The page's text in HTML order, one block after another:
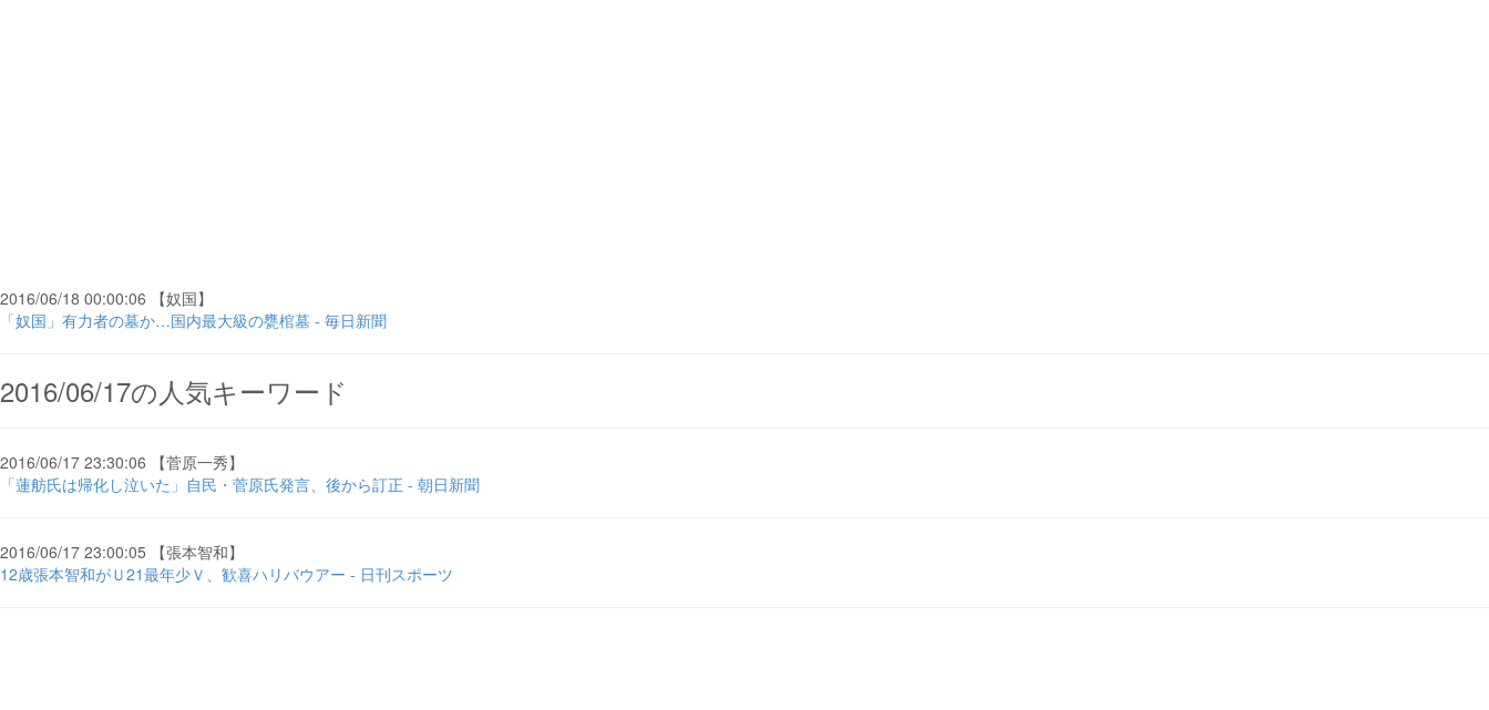
2016/06/18 00:00:06 【奴国】
「奴国」有力者の墓か…国内最大級の甕棺墓 - 毎日新聞
2016/06/17の人気キーワード
2016/06/17 23:30:06 【菅原一秀】
「蓮舫氏は帰化し泣いた」自民・菅原氏発言、後から訂正 - 朝日新聞
2016/06/17 23:00:05 【張本智和】
12歳張本智和がＵ21最年少Ｖ、歓喜ハリバウアー - 日刊スポーツ